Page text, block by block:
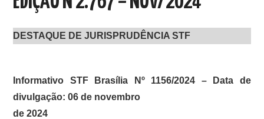
DE VISTA
CLIPPING’S
SOBRE
DESTAQUE DE JURISPRUDÊNCIA STF
Informativo STF Brasília Nº 1156/2024 – Data de
divulgação: 06 de novembro
de 2024